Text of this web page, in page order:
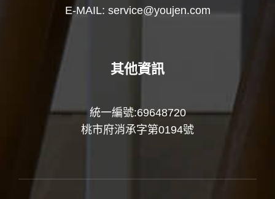
E-MAIL: service@youjen.com
其他資訊
統一編號:69648720
桃市府消承字第0194號